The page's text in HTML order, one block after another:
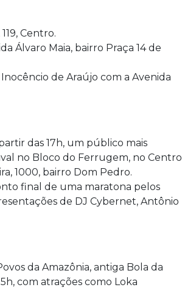
Centro.
Álvaro Maia, bairro Praça 14 de
de Araújo com a Avenida
das 17h, um público mais
no Bloco do Ferrugem, no Centro
1000, bairro Dom Pedro.
final de uma maratona pelos
de DJ Cybernet, Antônio
da Amazônia, antiga Bola da
com atrações como Loka